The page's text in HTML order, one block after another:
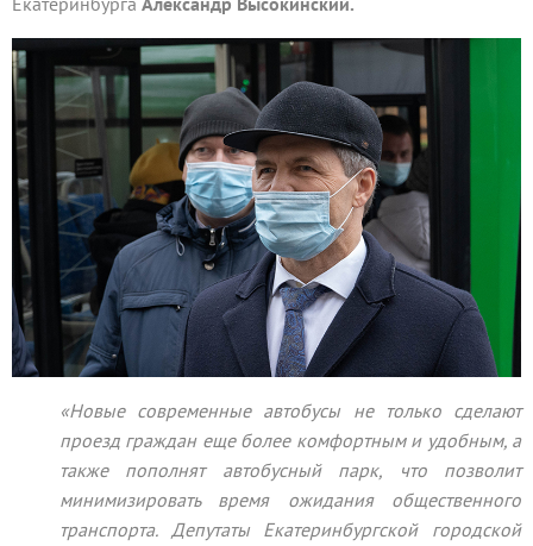
«Новые современные автобусы не только сделают
проезд граждан еще более комфортным и удобным, а
также пополнят автобусный парк, что позволит
минимизировать время ожидания общественного
транспорта. Депутаты Екатеринбургской городской